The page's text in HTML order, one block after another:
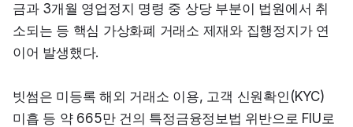
금과 3개월 영업정지 명령 중 상당 부분이 법원에서 취
소되는 등 핵심 가상화폐 거래소 제재와 집행정지가 연
이어 발생했다.
빗썸은 미등록 해외 거래소 이용, 고객 신원확인(KYC)
미흡 등 약 665만 건의 특정금융정보법 위반으로 FIU로